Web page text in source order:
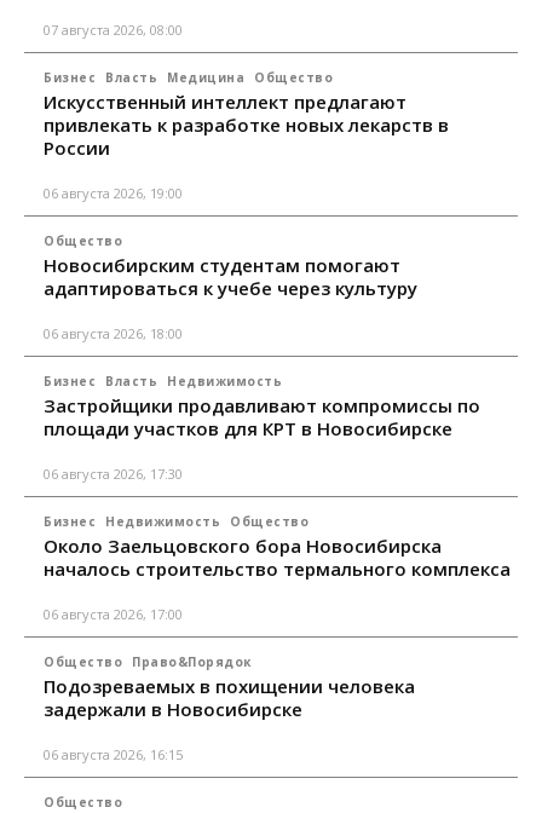
07 августа 2026, 08:00
Бизнес Власть Медицина Общество
Искусственный интеллект предлагают
привлекать к разработке новых лекарств в
России
06 августа 2026, 19:00
Общество
Новосибирским студентам помогают
адаптироваться к учебе через культуру
06 августа 2026, 18:00
Бизнес Власть Недвижимость
Застройщики продавливают компромиссы по
площади участков для КРТ в Новосибирске
06 августа 2026, 17:30
Бизнес Недвижимость Общество
Около Заельцовского бора Новосибирска
началось строительство термального комплекса
06 августа 2026, 17:00
Общество Право&Порядок
Подозреваемых в похищении человека
задержали в Новосибирске
06 августа 2026, 16:15
Общество